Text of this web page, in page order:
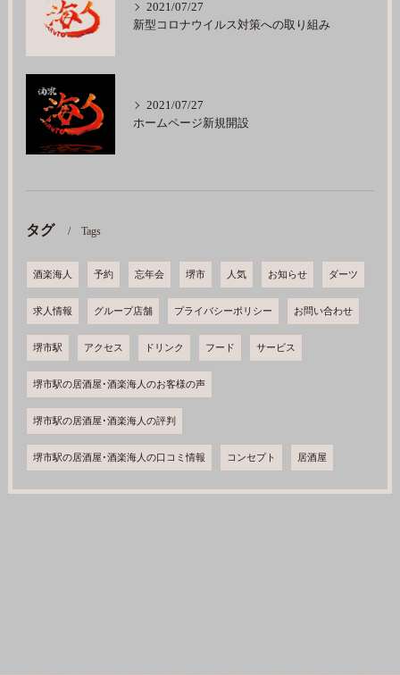
2021/07/27
新型コロナウイルス対策への取り組み
2021/07/27
ホームページ新規開設
タグ Tags
酒楽海人 予約 忘年会 堺市 人気 お知らせ ダーツ
求人情報 グループ店舗 プライバシーポリシー お問い合わせ
堺市駅 アクセス ドリンク フード サービス
堺市駅の居酒屋･酒楽海人のお客様の声
堺市駅の居酒屋･酒楽海人の評判
堺市駅の居酒屋･酒楽海人の口コミ情報 コンセプト 居酒屋